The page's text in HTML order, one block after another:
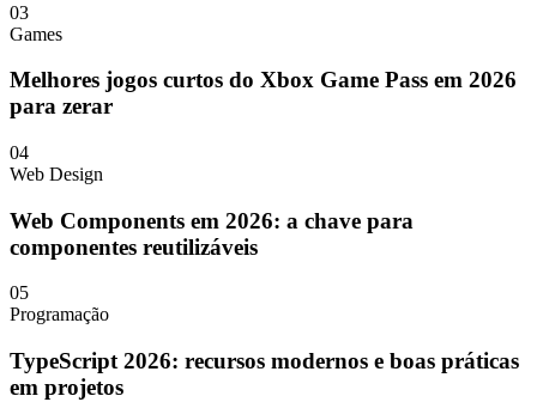
03
Games
Melhores jogos curtos do Xbox Game Pass em 2026
para zerar
04
Web Design
Web Components em 2026: a chave para
componentes reutilizáveis
05
Programação
TypeScript 2026: recursos modernos e boas práticas
em projetos